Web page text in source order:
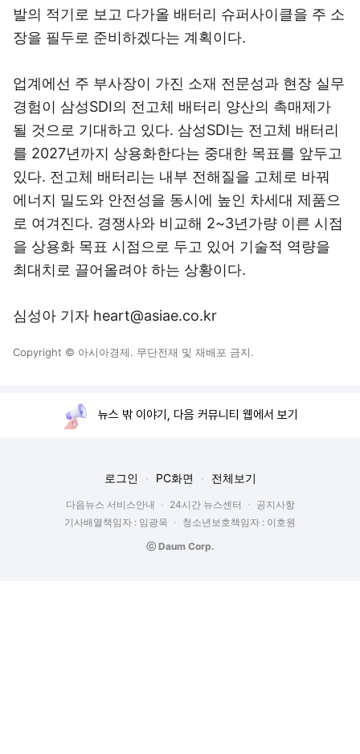
발의 적기로 보고 다가올 배터리 슈퍼사이클을 주 소
장을 필두로 준비하겠다는 계획이다.
업계에선 주 부사장이 가진 소재 전문성과 현장 실무
경험이 삼성SDI의 전고체 배터리 양산의 촉매제가
될 것으로 기대하고 있다. 삼성SDI는 전고체 배터리
를 2027년까지 상용화한다는 중대한 목표를 앞두고
있다. 전고체 배터리는 내부 전해질을 고체로 바꿔
에너지 밀도와 안전성을 동시에 높인 차세대 제품으
로 여겨진다. 경쟁사와 비교해 2~3년가량 이른 시점
을 상용화 목표 시점으로 두고 있어 기술적 역량을
최대치로 끌어올려야 하는 상황이다.
심성아 기자 heart@asiae.co.kr
Copyright © 아시아경제. 무단전재 및 재배포 금지.
뉴스 밖 이야기, 다음 커뮤니티 웹에서 보기
로그인 PC화면 전체보기
다음뉴스 서비스안내 24시간 뉴스센터
공지사항
기사배열책임자 : 임광욱
청소년보호책임자 : 이호원
ⓒ Daum Corp.